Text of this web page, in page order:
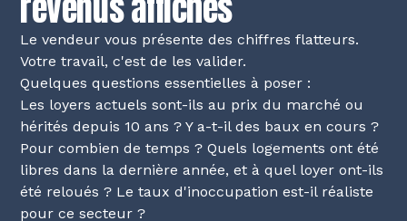
Le vendeur vous présente des chiffres flatteurs.
Votre travail, c'est de les valider.
Quelques questions essentielles à poser :
Les loyers actuels sont-ils au prix du marché ou
hérités depuis 10 ans ? Y a-t-il des baux en cours ?
Pour combien de temps ? Quels logements ont été
libres dans la dernière année, et à quel loyer ont-ils
été reloués ? Le taux d'inoccupation est-il réaliste
pour ce secteur ?